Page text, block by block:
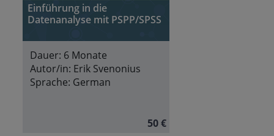
Einführung in die
Datenanalyse mit PSPP/SPSS
Dauer: 6 Monate
Autor/in: Erik Svenonius
Sprache: German
50 €